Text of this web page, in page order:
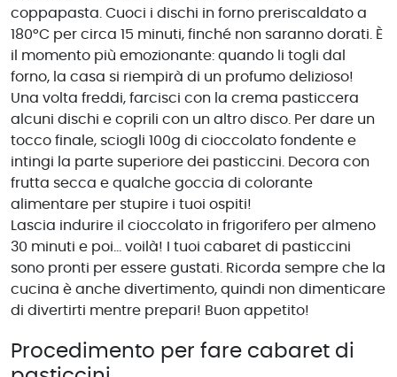
coppapasta. Cuoci i dischi in forno preriscaldato a
180°C per circa 15 minuti, finché non saranno dorati. È
il momento più emozionante: quando li togli dal
forno, la casa si riempirà di un profumo delizioso!
Una volta freddi, farcisci con la crema pasticcera
alcuni dischi e coprili con un altro disco. Per dare un
tocco finale, sciogli 100g di cioccolato fondente e
intingi la parte superiore dei pasticcini. Decora con
frutta secca e qualche goccia di colorante
alimentare per stupire i tuoi ospiti!
Lascia indurire il cioccolato in frigorifero per almeno
30 minuti e poi... voilà! I tuoi cabaret di pasticcini
sono pronti per essere gustati. Ricorda sempre che la
cucina è anche divertimento, quindi non dimenticare
di divertirti mentre prepari! Buon appetito!
Procedimento per fare cabaret di